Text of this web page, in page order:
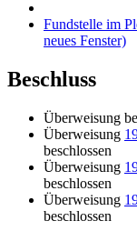
Fundstelle im
neues Fenster)
Beschluss
Überweisung
Überweisung
beschlossen
Überweisung
beschlossen
Überweisung
beschlossen